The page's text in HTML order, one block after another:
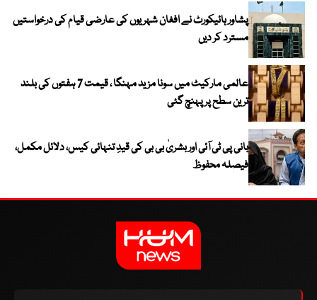
پشاور ہائیکورٹ نے افغان شہریوں کی عارضی قیام کی درخواستیں
مسترد کر دیں
عالمی مارکیٹ میں سونا مزید مہنگا ، قیمت 7 ہفتوں کی بلند
ترین سطح پر پہنچ گئی
بانی پی ٹی آئی اور بشریٰ بی بی کی قیدِ تنہائی کیس، دلائل مکمل،
فیصلہ محفوظ